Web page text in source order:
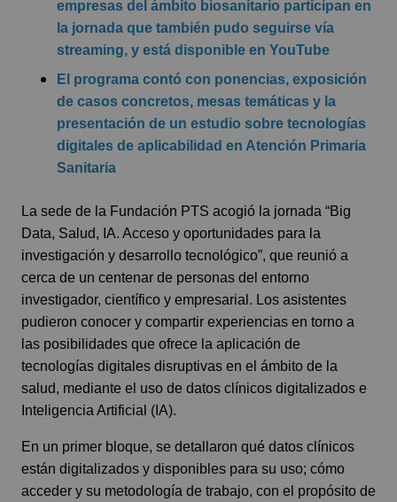
empresas del ámbito biosanitario participan en
la jornada que también pudo seguirse vía
streaming, y está disponible en YouTube
El programa contó con ponencias, exposición
de casos concretos, mesas temáticas y la
presentación de un estudio sobre tecnologías
digitales de aplicabilidad en Atención Primaria
Sanitaria
La sede de la Fundación PTS acogió la jornada “Big
Data, Salud, IA. Acceso y oportunidades para la
investigación y desarrollo tecnológico”, que reunió a
cerca de un centenar de personas del entorno
investigador, científico y empresarial. Los asistentes
pudieron conocer y compartir experiencias en torno a
las posibilidades que ofrece la aplicación de
tecnologías digitales disruptivas en el ámbito de la
salud, mediante el uso de datos clínicos digitalizados e
Inteligencia Artificial (IA).
En un primer bloque, se detallaron qué datos clínicos
están digitalizados y disponibles para su uso; cómo
acceder y su metodología de trabajo, con el propósito de